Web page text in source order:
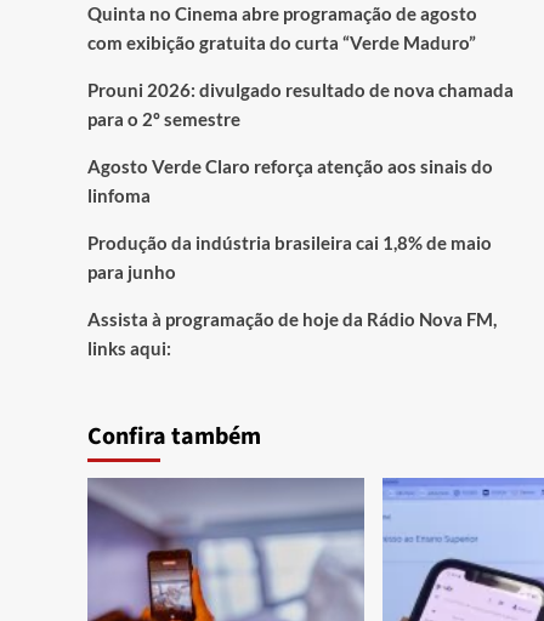
Quinta no Cinema abre programação de agosto
com exibição gratuita do curta “Verde Maduro”
Prouni 2026: divulgado resultado de nova chamada
para o 2º semestre
Agosto Verde Claro reforça atenção aos sinais do
linfoma
Produção da indústria brasileira cai 1,8% de maio
para junho
Assista à programação de hoje da Rádio Nova FM,
links aqui:
Confira também